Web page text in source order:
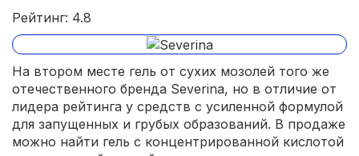
Рейтинг: 4.8
На втором месте гель от сухих мозолей того же
отечественного бренда Severina, но в отличие от
лидера рейтинга у средств с усиленной формулой
для запущенных и грубых образований. В продаже
можно найти гель с концентрированной кислотой